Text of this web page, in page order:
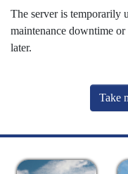
The server is temporarily
maintenance downtime
later.
Take